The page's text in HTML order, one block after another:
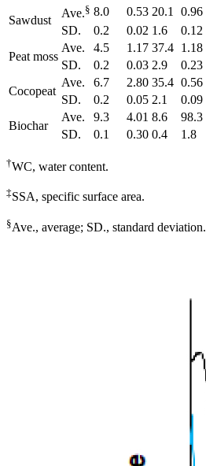
Sawdust
Ave.§ 8.0 0.53 20.1 0.96
SD.
0.2 0.02 1.6 0.12
Peat moss
Ave. 4.5 1.17 37.4 1.18
SD.
0.2 0.03 2.9 0.23
Cocopeat
Ave. 6.7 2.80 35.4 0.56
SD.
0.2 0.05 2.1 0.09
Biochar
Ave. 9.3 4.01 8.6 98.3
SD.
0.1 0.30 0.4 1.8
†WC, water content.
‡SSA, specific surface area.
§Ave., average; SD., standard deviation.